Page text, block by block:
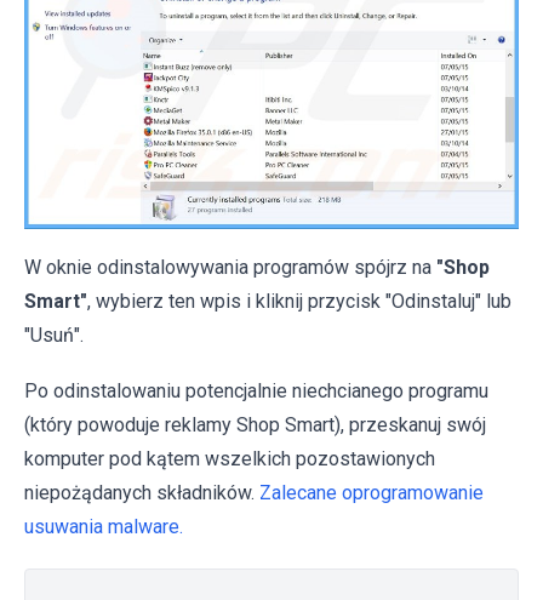
W oknie odinstalowywania programów spójrz na "Shop
Smart", wybierz ten wpis i kliknij przycisk "Odinstaluj" lub
"Usuń".
Po odinstalowaniu potencjalnie niechcianego programu
(który powoduje reklamy Shop Smart), przeskanuj swój
komputer pod kątem wszelkich pozostawionych
niepożądanych składników. Zalecane oprogramowanie
usuwania malware.